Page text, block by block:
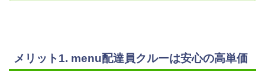
メリット1. menu配達員クルーは安心の高単価